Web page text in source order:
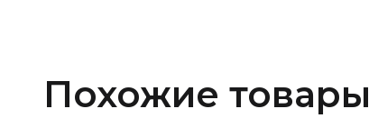
Похожие товары